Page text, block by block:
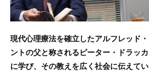
現代心理療法を確立したアルフレッド
ントの父と称されるピーター・ドラッ
に学び、その教えを広く社会に伝えて